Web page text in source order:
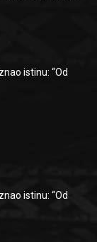
istinu: “Od
istinu: “Od